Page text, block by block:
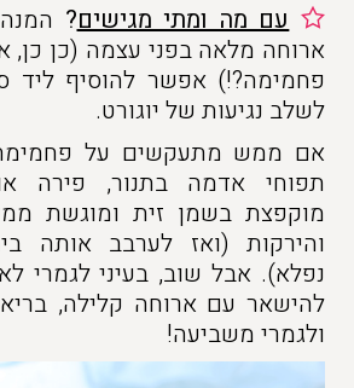
עם מה ומתי מגישים?
ארוחה מלאה בפני עצמה (כן כן,
פחמימה?!) אפשר להוסיף ליד
לשלב נגיעות של יוגורט.
אם ממש מתעקשים על פחמימה
תפוחי אדמה בתנור, פירה
מוקפצת בשמן זית ומוגשת
והירקות (ואז לערבב אותה
נפלא). אבל שוב, בעיני לגמרי
להישאר עם ארוחה קלילה,
ולגמרי משביעה!